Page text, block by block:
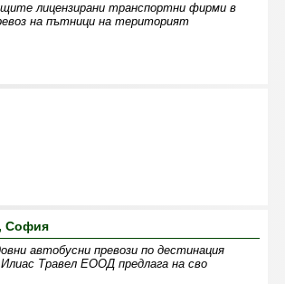
лицензирани транспортни фирми в
на пътници на територият
София
автобусни превози по дестинация
Травел ЕООД предлага на сво